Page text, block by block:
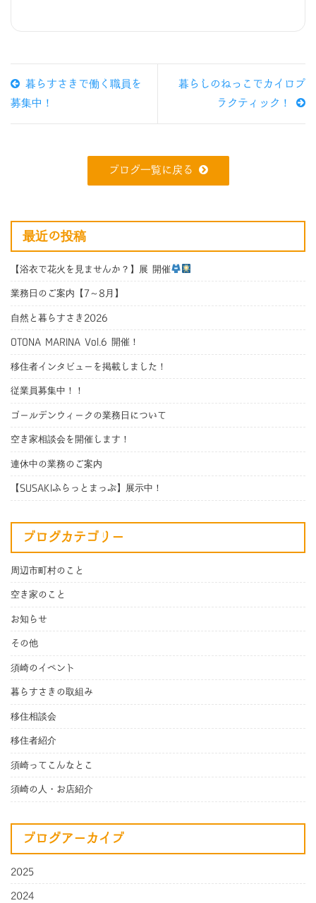
暮らすさきで働く職員を
募集中！
暮らしのねっこでカイロプ
ラクティック！
ブログ一覧に戻る
最近の投稿
【浴衣で花火を見ませんか？】展 開催
業務日のご案内【7～8月】
自然と暮らすさき2026
OTONA MARINA Vol.6 開催！
移住者インタビューを掲載しました！
従業員募集中！！
ゴールデンウィークの業務日について
空き家相談会を開催します！
連休中の業務のご案内
【SUSAKIふらっとまっぷ】展示中！
ブログカテゴリー
周辺市町村のこと
空き家のこと
お知らせ
その他
須崎のイベント
暮らすさきの取組み
移住相談会
移住者紹介
須崎ってこんなとこ
須崎の人・お店紹介
ブログアーカイブ
2025
2024